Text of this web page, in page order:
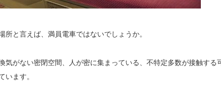
と言えば、 満員電車ではないでしょうか。
気がない密閉空間、人が密に集まっている、不特定多数が接触する
ます。